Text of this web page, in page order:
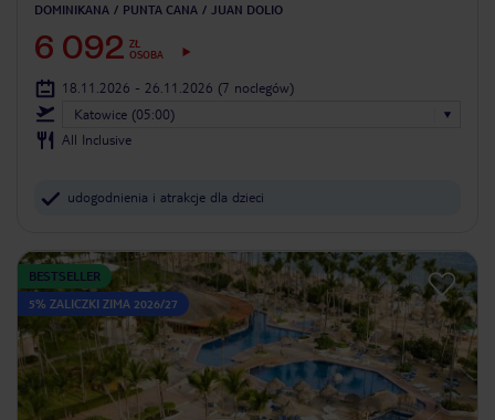
DOMINIKANA PUNTA CANA JUAN DOLIO
6 092 ZŁ
OSOBA
18.11.2026 - 26.11.2026 (7 noclegów)
Katowice (05:00)
All Inclusive
udogodnienia i atrakcje dla dzieci
BESTSELLER
5% ZALICZKI ZIMA 2026/27